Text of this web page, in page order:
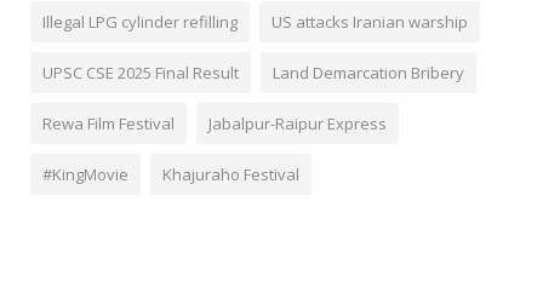
Illegal LPG cylinder refilling US attacks Iranian warship
UPSC CSE 2025 Final Result Land Demarcation Bribery
Rewa Film Festival Jabalpur-Raipur Express
#KingMovie Khajuraho Festival